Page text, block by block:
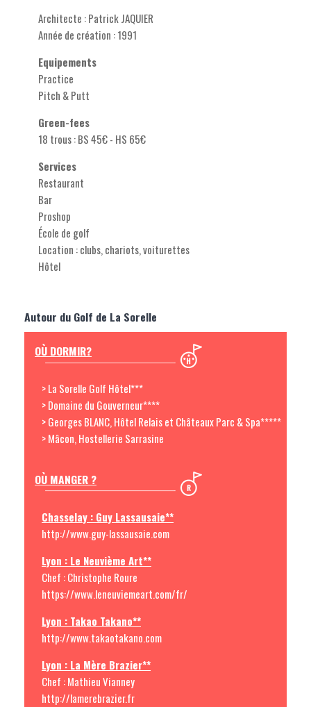
Architecte : Patrick JAQUIER
Année de création : 1991
Equipements
Practice
Pitch & Putt
Green-fees
18 trous : BS 45€ - HS 65€
Services
Restaurant
Bar
Proshop
École de golf
Location : clubs, chariots, voiturettes
Hôtel
Autour du Golf de La Sorelle
OÙ DORMIR?
> La Sorelle Golf Hôtel***
> Domaine du Gouverneur****
> Georges BLANC, Hôtel Relais et Châteaux Parc & Spa*****
> Mâcon, Hostellerie Sarrasine
OÙ MANGER ?
Chasselay : Guy Lassausaie**
http://www.guy-lassausaie.com
Lyon : Le Neuvième Art**
Chef : Christophe Roure
https://www.leneuviemeart.com/fr/
Lyon : Takao Takano**
http://www.takaotakano.com
Lyon : La Mère Brazier**
Chef : Mathieu Vianney
http://lamerebrazier.fr